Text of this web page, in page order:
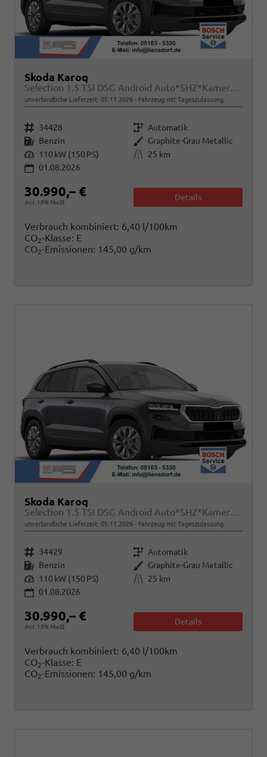
Skoda Karoq
Selection 1.5 TSI DSG Android Auto*SHZ*Kamera*PDC v/h*Klimaauto*SUNSET*LED
unverbindliche Lieferzeit: 05.11.2026 Fahrzeug mit Tageszulassung
Fahrzeugnr. 34428 Getriebe Automatik
Kraftstoff Benzin Außenfarbe Graphite-Grau Metallic
Leistung 110 kW (150 PS) Kilometerstand
25 km
01.08.2026
30.990,– €
incl. 19% MwSt.
Details
Verbrauch kombiniert: 6,40 l/100km
CO2-Klasse: E
CO2-Emissionen: 145,00 g/km
Skoda Karoq
Selection 1.5 TSI DSG Android Auto*SHZ*Kamera*PDC v/h*Klimaauto*SUNSET*LED
unverbindliche Lieferzeit: 05.11.2026 Fahrzeug mit Tageszulassung
Fahrzeugnr. 34429 Getriebe Automatik
Kraftstoff Benzin Außenfarbe Graphite-Grau Metallic
Leistung 110 kW (150 PS) Kilometerstand
25 km
01.08.2026
30.990,– €
incl. 19% MwSt.
Details
Verbrauch kombiniert: 6,40 l/100km
CO2-Klasse: E
CO2-Emissionen: 145,00 g/km